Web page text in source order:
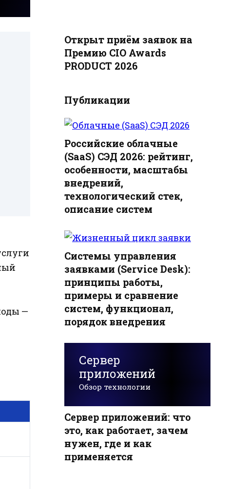
—
Открыт приём заявок на
Премию CIO Awards
PRODUCT 2026
Публикации
Российские облачные
(SaaS) СЭД 2026: рейтинг,
особенности, масштабы
внедрений,
технологический стек,
описание систем
Системы управления
заявками (Service Desk):
принципы работы,
примеры и сравнение
систем, функционал,
порядок внедрения
Сервер
приложений
Обзор технологии
Сервер приложений: что
это, как работает, зачем
нужен, где и как
применяется